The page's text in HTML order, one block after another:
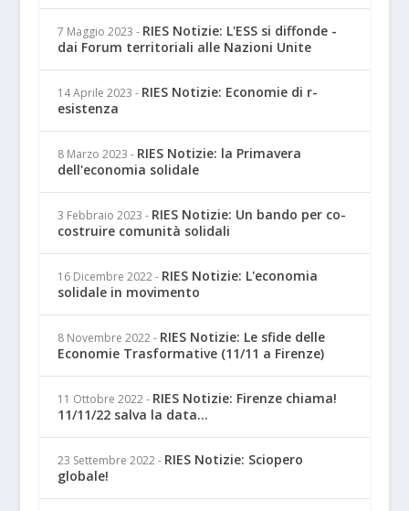
7 Maggio 2023 - RIES Notizie: L'ESS si diffonde -
dai Forum territoriali alle Nazioni Unite
14 Aprile 2023 - RIES Notizie: Economie di r-
esistenza
8 Marzo 2023 - RIES Notizie: la Primavera
dell'economia solidale
3 Febbraio 2023 - RIES Notizie: Un bando per co-
costruire comunità solidali
16 Dicembre 2022 - RIES Notizie: L'economia
solidale in movimento
8 Novembre 2022 - RIES Notizie: Le sfide delle
Economie Trasformative (11/11 a Firenze)
11 Ottobre 2022 - RIES Notizie: Firenze chiama!
11/11/22 salva la data...
23 Settembre 2022 - RIES Notizie: Sciopero
globale!